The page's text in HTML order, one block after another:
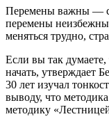
Перемены важны — с
перемены
меняться трудно,
Если вы так думаете,
начать, утверждает
30 лет изучал
выводу, что
методику